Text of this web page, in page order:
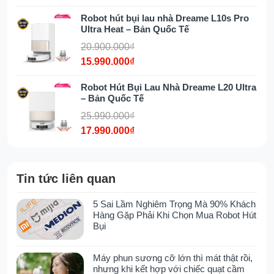
kịp thời chuyển hướng đi, tránh những va
chạm không cần thiết, tránh những rủi ro bị
mắc kẹt, đảm bảo quá trình làm việc xuyên
suốt liên tục, tự động, hiệu quả cao.
Tự động phân chia từng phòng
Sau khi lần đầu làm việc,
Z10 Prosẽ lưu lại bản đồ không gian nhà
phòng ăn, hành lang… để thuận tiện cho
Trong trường hợp bạn không muốn Robot
làm việc toàn bộ ngôi nhà, bạn chỉ cần chỉ
định phòng cần dọn dẹp, Robot sẽ ngay
lập tức di chuyển đến đó và tuân thủ theo
đúng mệnh lệnh được giao.
Robot hút bụi lau nhà Dreame L10s Pro
Ultra Heat – Bản Quốc Tế
20.900.000₫
15.990.000₫
Robot Hút Bụi Lau Nhà Dreame L20 Ultra
– Bản Quốc Tế
25.990.000₫
17.990.000₫
Tin tức liên quan
5 Sai Lầm Nghiêm Trọng Mà 90% Khách
Hàng Gặp Phải Khi Chọn Mua Robot Hút
Bụi
Máy phun sương cỡ lớn thì mát thật rồi,
nhưng khi kết hợp với chiếc quạt cầm